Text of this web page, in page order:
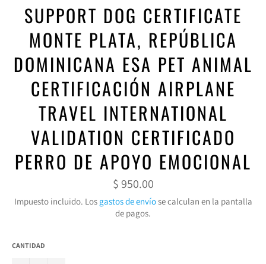
SUPPORT DOG CERTIFICATE
MONTE PLATA, REPÚBLICA
DOMINICANA ESA PET ANIMAL
CERTIFICACIÓN AIRPLANE
TRAVEL INTERNATIONAL
VALIDATION CERTIFICADO
PERRO DE APOYO EMOCIONAL
Precio
habitual
$ 950.00
Impuesto incluido. Los gastos de envíose calculan en la pantalla
de pagos.
CANTIDAD